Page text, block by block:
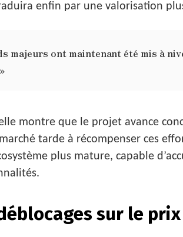
enfin par une valorisation
majeurs ont maintenant été mis à
montre que le projet avance
tarde à récompenser ces
plus mature, capable
sur le